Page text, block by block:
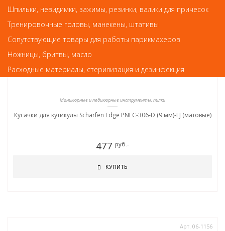
Маникюрные и педикюрные инструменты, пилки
Кусачки для кутикулы Scharfen Edge PNEC-306-D (9 мм)-LJ (матовые)
477 руб.-
КУПИТЬ
Арт. 06-1156
Шпильки, невидимки, зажимы, резинки, валики для причесок
Тренировочные головы, манекены, штативы
Сопутствующие товары для работы парикмахеров
Ножницы, бритвы, масло
Расходные материалы, стерилизация и дезинфекция